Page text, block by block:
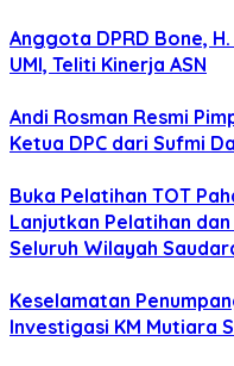
Anggota DPRD Bone,
UMI, Teliti Kinerja ASN
Andi Rosman Resmi
Ketua DPC dari Sufmi
Buka Pelatihan TOT
Lanjutkan Pelatihan
Seluruh Wilayah
Keselamatan
Investigasi KM Mutiara